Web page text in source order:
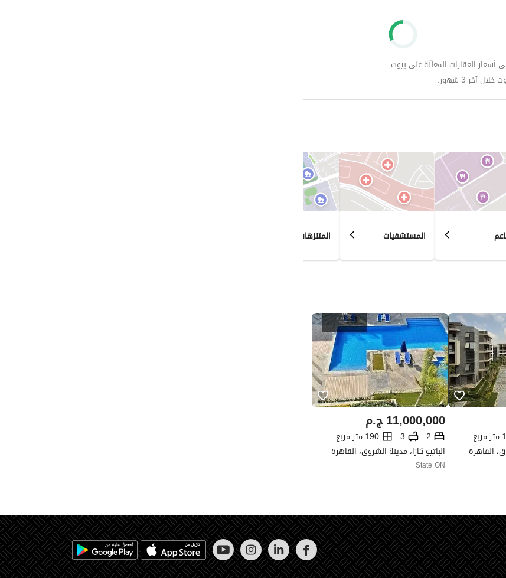
أسعار العقارات المعلَنَة على بيوت.
آخر 3 شهور.
المستشفيات المتنزهات
القاهرة
ج.م11,000,000
2
3
190 متر مربع
الباتيو كازا، مدينة الشروق، القاهرة
State ON